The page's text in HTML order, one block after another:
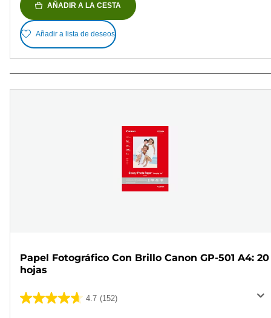
AÑADIR A LA CESTA
Añadir a lista de deseos
Papel Fotográfico Con Brillo Canon GP-501 A4: 20
hojas
4.7 (152)
4.7